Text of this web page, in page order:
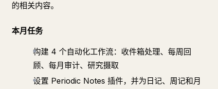
的相关内容。
本月任务
构建 4 个自动化工作流：收件箱处理、每周回
顾、每月审计、研究摄取
设置 Periodic Notes 插件，并为日记、周记和月